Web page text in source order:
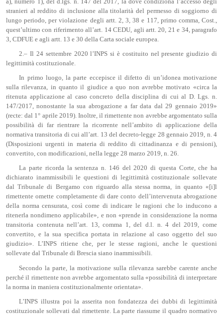
stranieri al reddito di inclusione alla titolarità del permesso di soggiorno di
lungo periodo, per violazione degli artt. 2, 3, 38 e 117, primo comma, Cost.,
quest’ultimo con riferimento all’art. 14 CEDU, agli artt. 20, 21 e 34, paragrafo
3, CDFUE e agli artt. 13 e 30 della Carta sociale europea.
2.– Il 24 settembre 2020 l’INPS si è costituito nel presente giudizio di
legittimità costituzionale.
In primo luogo, la parte eccepisce il difetto di un’idonea motivazione
sulla rilevanza, in quanto il giudice a quo non avrebbe motivato «circa la
ritenuta applicazione al caso concreto della disciplina di cui al D. Lgs. n.
147/2017, nonostante la sua abrogazione a far data dal 29 gennaio 2019»
(recte: dal 1° aprile 2019). Inoltre, il rimettente non avrebbe argomentato sulla
possibilità di far rientrare la ricorrente nell’ambito di applicazione della
normativa transitoria di cui all’art. 13 del decreto-legge 28 gennaio 2019, n. 4
(Disposizioni urgenti in materia di reddito di cittadinanza e di pensioni),
convertito, con modificazioni, nella legge 28 marzo 2019, n. 26.
La parte ricorda la sentenza n. 146 del 2020 di questa Corte, che ha
dichiarato inammissibili le questioni di legittimità costituzionale sollevate
dal Tribunale di Bergamo con riguardo alla stessa norma, in quanto «[i]l
rimettente omette completamente di dare conto dell’intervenuta abrogazione
della norma censurata, così come di indicare le ragioni che lo inducono a
ritenerla nondimeno applicabile», e non «prende in considerazione la norma
transitoria contenuta nell’art. 13, comma 1, del d.l. n. 4 del 2019, come
convertito, e la sua specifica portata in relazione al caso oggetto del suo
giudizio». L’INPS ritiene che, per le stesse ragioni, anche le questioni
sollevate dal Tribunale di Brescia siano inammissibili.
Secondo la parte, la motivazione sulla rilevanza sarebbe carente anche
perché il rimettente non avrebbe argomentato sulla «possibilità di interpretare
la norma in maniera costituzionalmente orientata».
L’INPS illustra poi la asserita non fondatezza dei dubbi di legittimità
costituzionale sollevati dal rimettente. La parte riassume il quadro normativo